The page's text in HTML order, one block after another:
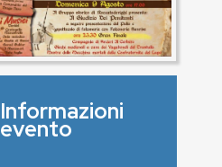
Informazioni
evento